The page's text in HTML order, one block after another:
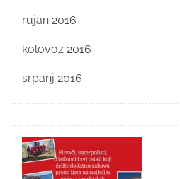
rujan 2016
kolovoz 2016
srpanj 2016